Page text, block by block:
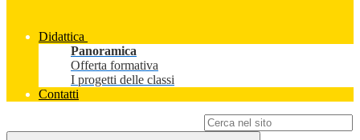
Didattica
Panoramica
Offerta formativa
I progetti delle classi
Contatti